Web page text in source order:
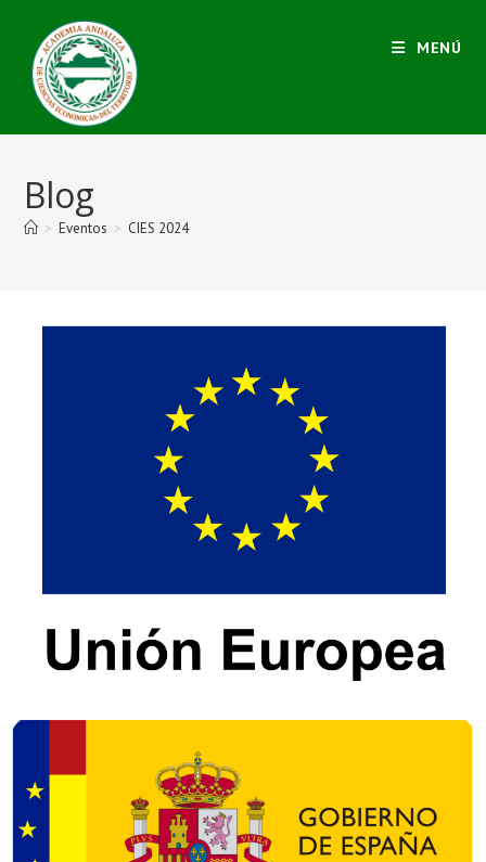
MENÚ
Blog
> Eventos > CIES 2024